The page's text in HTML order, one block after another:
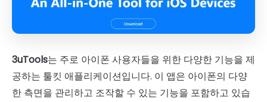
3uTools는 주로 아이폰 사용자들을 위한 다양한 기능을 제
공하는 툴킷 애플리케이션입니다. 이 앱은 아이폰의 다양
한 측면을 관리하고 조작할 수 있는 기능을 포함하고 있습